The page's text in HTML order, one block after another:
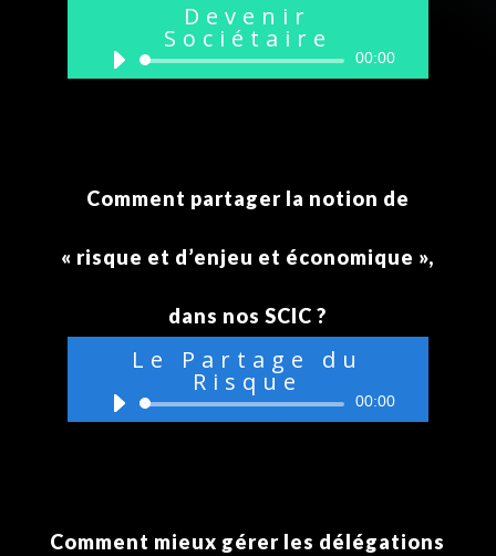
Devenir
Sociétaire
Lecteur 00:00
Comment partager la notion de
« risque et d’enjeu et économique »,
dans nos SCIC ?
Le Partage du
Risque
Lecteur 00:00
Comment mieux gérer les délégations